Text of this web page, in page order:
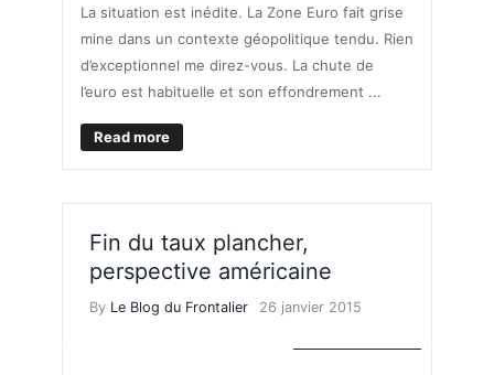
La situation est inédite. La Zone Euro fait grise
mine dans un contexte géopolitique tendu. Rien
d’exceptionnel me direz-vous. La chute de
l’euro est habituelle et son effondrement ...
Read more
Fin du taux plancher,
perspective américaine
By Le Blog du Frontalier 26 janvier 2015